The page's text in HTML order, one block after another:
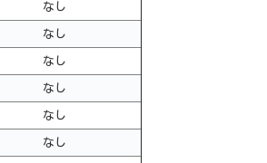
なし
なし
なし
なし
なし
なし